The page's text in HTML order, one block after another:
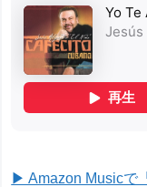
▶ Amazon Musicで